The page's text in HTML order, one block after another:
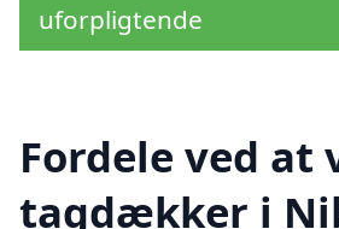
uforpligtende
Fordele ved at
tagdækker i